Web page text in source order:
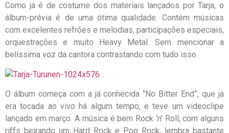
Como já é de costume dos materiais lançados por Tarja, o
álbum-prévia é de uma ótima qualidade. Contém músicas
com excelentes refrões e melodias, participações especiais,
orquestrações e muito Heavy Metal. Sem mencionar a
belíssima voz da cantora contrastando com tudo isso.
O álbum começa com a já conhecida “No Bitter End”, que já
era tocada ao vivo há algum tempo, e teve um videoclipe
lançado em março. A música é bem Rock ‘n’ Roll, com alguns
riffs beirando um Hard Rock e Pop Rock, lembra bastante